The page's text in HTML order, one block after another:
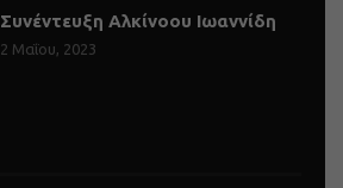
Συνέντευξη Αλκίνοου Ιωαννίδη
2 Μαΐου, 2023